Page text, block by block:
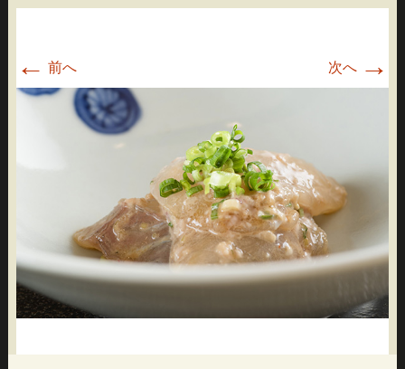
← 前へ 次へ →